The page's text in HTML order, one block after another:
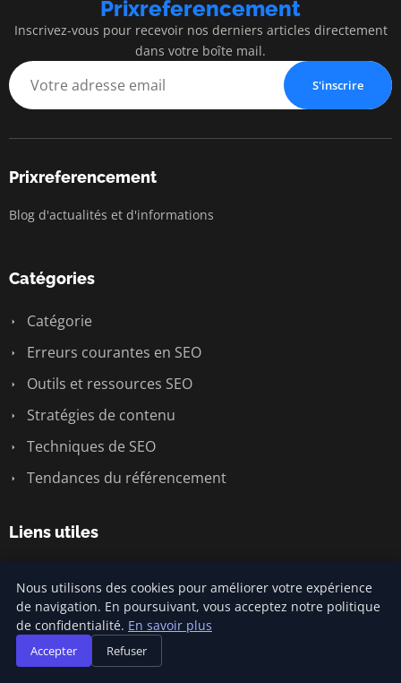
Prixreferencement
Inscrivez-vous pour recevoir nos derniers articles directement
dans votre boîte mail.
S'inscrire
Prixreferencement
Blog d'actualités et d'informations
Catégories
Catégorie
Erreurs courantes en SEO
Outils et ressources SEO
Stratégies de contenu
Techniques de SEO
Tendances du référencement
Liens utiles
Informations
Plan du site
Nous utilisons des cookies pour améliorer votre expérience
de navigation. En poursuivant, vous acceptez notre politique
de confidentialité. En savoir plus
Accepter Refuser